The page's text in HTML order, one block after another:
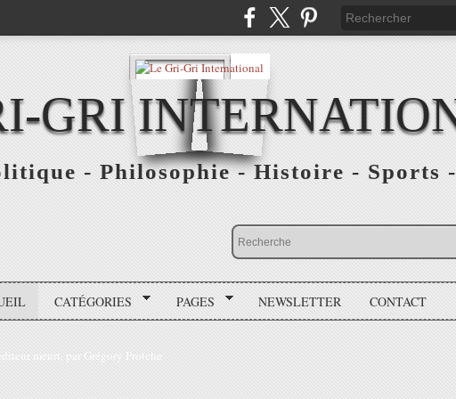
GRI
- Philosophie - Histoire - Sports -
CATÉGORIES PAGES NEWSLETTER CONTACT